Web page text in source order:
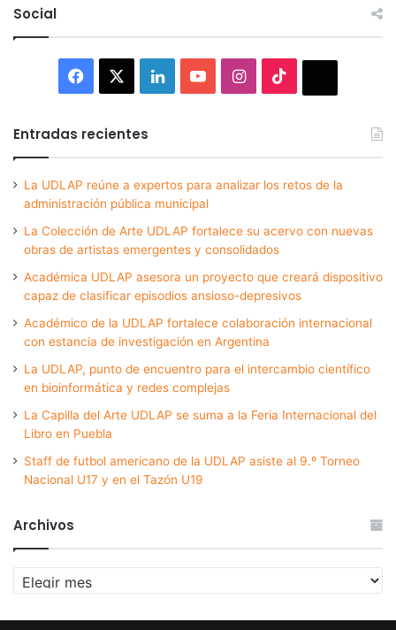
Social
Facebook LinkedInYouTubeInstagram
Entradas recientes
La UDLAP reúne a expertos para analizar los retos de la
administración pública municipal
La Colección de Arte UDLAP fortalece su acervo con nuevas
obras de artistas emergentes y consolidados
Académica UDLAP asesora un proyecto que creará dispositivo
capaz de clasificar episodios ansioso-depresivos
Académico de la UDLAP fortalece colaboración internacional
con estancia de investigación en Argentina
La UDLAP, punto de encuentro para el intercambio científico
en bioinformática y redes complejas
La Capilla del Arte UDLAP se suma a la Feria Internacional del
Libro en Puebla
Staff de futbol americano de la UDLAP asiste al 9.º Torneo
Nacional U17 y en el Tazón U19
Archivos
Archivos